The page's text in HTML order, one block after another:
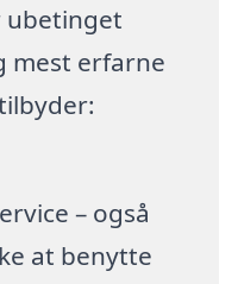
ubetinget
mest erfarne
– også
at benytte